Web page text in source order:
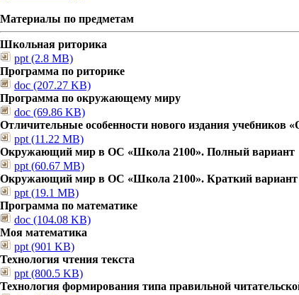
Материалы по предметам
Школьная риторика
ppt (2.8 MB)
Программа по риторике
doc (207.27 KB)
Программа по окружающему миру
doc (69.86 KB)
Отличительные особенности нового издания
ppt (11.22 MB)
Окружающий мир в ОС «Школа 2100». Полный вариант
ppt (60.67 MB)
Окружающий мир в ОС «Школа 2100». Краткий вариант
ppt (19.1 MB)
Программа по математике
doc (104.08 KB)
Моя математика
ppt (901 KB)
Технология чтения текста
ppt (800.5 KB)
Технология формирования типа правильной